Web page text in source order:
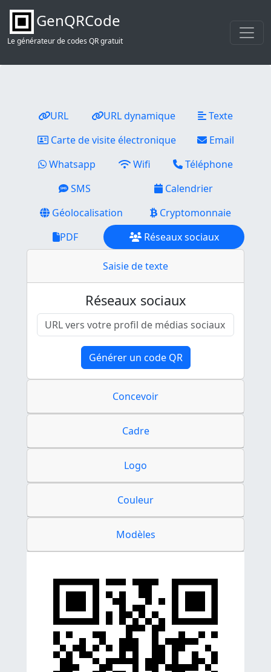
GenQRCode
Le générateur de codes QR gratuit
URL URL dynamique
Texte
Carte de visite électronique
Email
Whatsapp
Wifi
Téléphone
SMS
Calendrier
Géolocalisation
Cryptomonnaie
PDF
Réseaux sociaux
Saisie de texte
Réseaux sociaux
Générer un code QR
Concevoir
Cadre
Logo
Couleur
Modèles